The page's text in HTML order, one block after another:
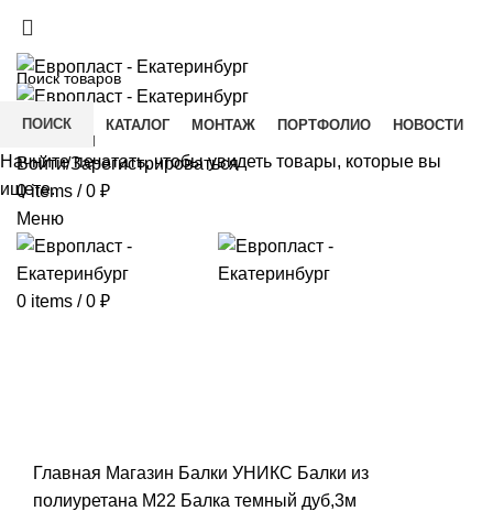
ГЛАВНАЯ КАТАЛОГ МОНТАЖ ПОРТФОЛИО
НОВОСТИ
КОНТАКТЫ
Войти/Зарегистрироваться
0items / 0 ₽
Меню
0 items / 0 ₽
Главная Магазин Балки УНИКС Балки из
полиуретана М22 Балка темный дуб,3м
ПОИСК
Начните печатать, чтобы увидеть товары, которые вы
ищете.